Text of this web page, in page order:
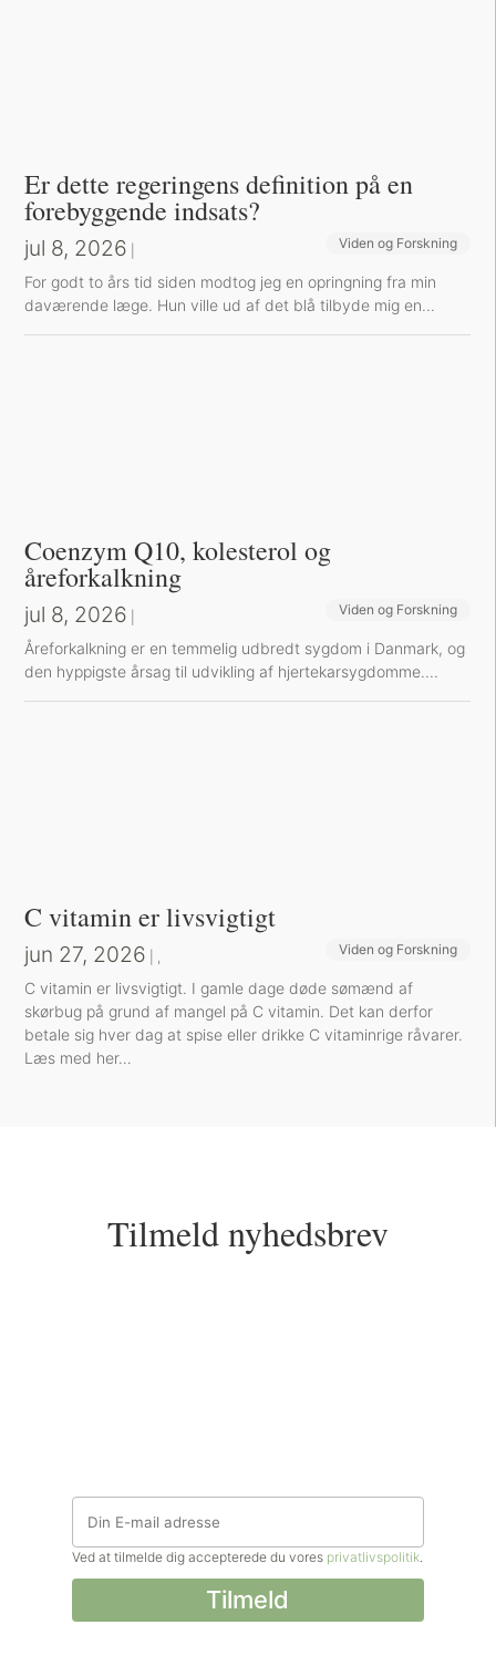
Er dette regeringens definition på en
forebyggende indsats?
jul 8, 2026 Viden og Forskning
For godt to års tid siden modtog jeg en opringning fra min
daværende læge. Hun ville ud af det blå tilbyde mig en...
Coenzym Q10, kolesterol og
åreforkalkning
jul 8, 2026 Viden og Forskning
Å​reforkalkning er en temmelig udbredt sygdom i Danmark, og
den hyppigste årsag til udvikling af hjertekarsygdomme....
C vitamin er livsvigtigt
jun 27, 2026 Sund inspiration
Viden og Forskning
C vitamin er livsvigtigt. I gamle dage døde sømænd af
skørbug på grund af mangel på C vitamin. Det kan derfor
betale sig hver dag at spise eller drikke C vitaminrige råvarer.
Læs med her…
Tilmeld nyhedsbrev
Ved at tilmelde dig accepterede du vores privatlivspolitik.